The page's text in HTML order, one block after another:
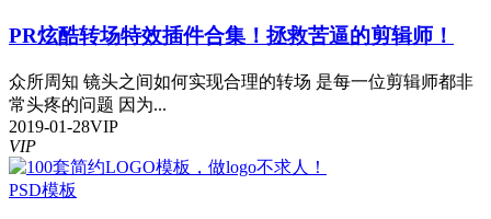
PR炫酷转场特效插件合集！拯救苦逼的剪辑师！
众所周知 镜头之间如何实现合理的转场 是每一位剪辑师都非
常头疼的问题 因为...
2019-01-28VIP
VIP
PSD模板